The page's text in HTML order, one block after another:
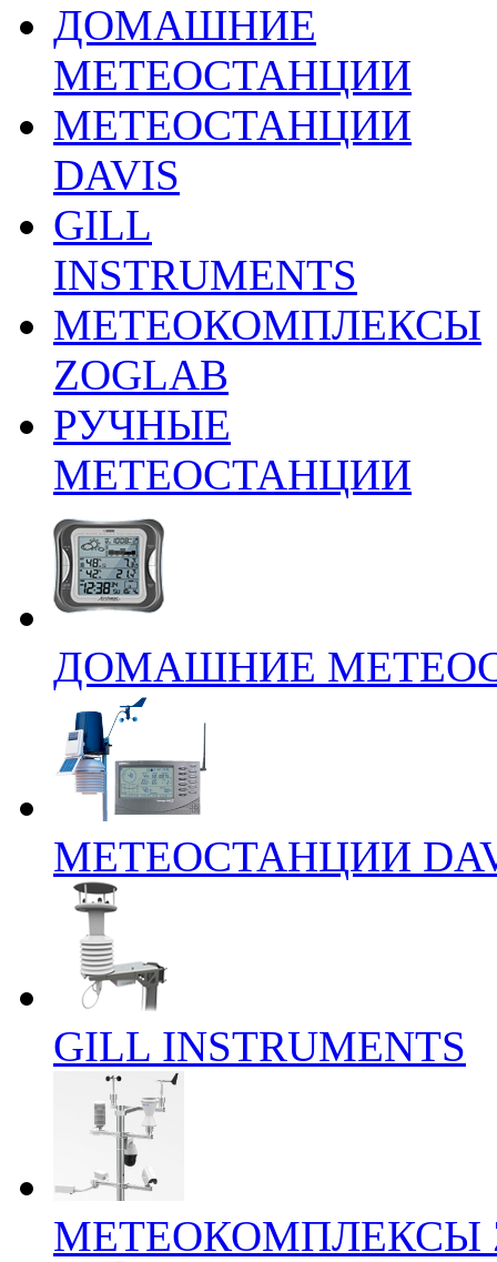
ДОМАШНИЕ
МЕТЕОСТАНЦИИ
МЕТЕОСТАНЦИИ
DAVIS
GILL
INSTRUMENTS
МЕТЕОКОМПЛЕКСЫ
ZOGLAB
РУЧНЫЕ
МЕТЕОСТАНЦИИ
ДОМАШНИЕ
МЕТЕОСТАНЦИИ
GILL INSTRUMENTS
МЕТЕОКОМПЛЕКСЫ